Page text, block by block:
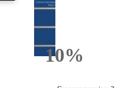
10%Rabatu